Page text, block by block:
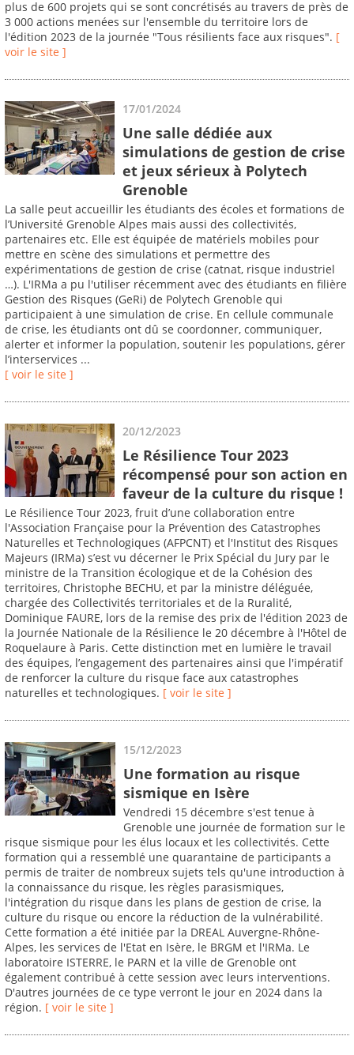
plus de 600 projets qui se sont concrétisés au travers de près de
3 000 actions menées sur l'ensemble du territoire lors de
l'édition 2023 de la journée "Tous résilients face aux risques". [
voir le site ]
17/01/2024
Une salle dédiée aux
simulations de gestion de crise
et jeux sérieux à Polytech
Grenoble
La salle peut accueillir les étudiants des écoles et formations de
l’Université Grenoble Alpes mais aussi des collectivités,
partenaires etc. Elle est équipée de matériels mobiles pour
mettre en scène des simulations et permettre des
expérimentations de gestion de crise (catnat, risque industriel
…). L'IRMa a pu l'utiliser récemment avec des étudiants en filière
Gestion des Risques (GeRi) de Polytech Grenoble qui
participaient à une simulation de crise. En cellule communale
de crise, les étudiants ont dû se coordonner, communiquer,
alerter et informer la population, soutenir les populations, gérer
l’interservices ...
[ voir le site ]
20/12/2023
Le Résilience Tour 2023
récompensé pour son action en
faveur de la culture du risque !
Le Résilience Tour 2023, fruit d’une collaboration entre
l'Association Française pour la Prévention des Catastrophes
Naturelles et Technologiques (AFPCNT) et l'Institut des Risques
Majeurs (IRMa) s’est vu décerner le Prix Spécial du Jury par le
ministre de la Transition écologique et de la Cohésion des
territoires, Christophe BECHU, et par la ministre déléguée,
chargée des Collectivités territoriales et de la Ruralité,
Dominique FAURE, lors de la remise des prix de l'édition 2023 de
la Journée Nationale de la Résilience le 20 décembre à l'Hôtel de
Roquelaure à Paris. Cette distinction met en lumière le travail
des équipes, l’engagement des partenaires ainsi que l'impératif
de renforcer la culture du risque face aux catastrophes
naturelles et technologiques. [ voir le site ]
15/12/2023
Une formation au risque
sismique en Isère
Vendredi 15 décembre s'est tenue à
Grenoble une journée de formation sur le
risque sismique pour les élus locaux et les collectivités. Cette
formation qui a ressemblé une quarantaine de participants a
permis de traiter de nombreux sujets tels qu'une introduction à
la connaissance du risque, les règles parasismiques,
l'intégration du risque dans les plans de gestion de crise, la
culture du risque ou encore la réduction de la vulnérabilité.
Cette formation a été initiée par la DREAL Auvergne-Rhône-
Alpes, les services de l'Etat en Isère, le BRGM et l'IRMa. Le
laboratoire ISTERRE, le PARN et la ville de Grenoble ont
également contribué à cette session avec leurs interventions.
D'autres journées de ce type verront le jour en 2024 dans la
région. [ voir le site ]